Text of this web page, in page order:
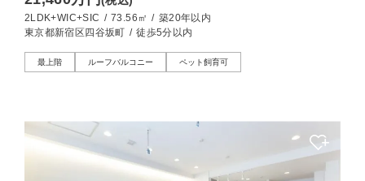
2LDK+WIC+SIC / 73.56㎡ / 築20年以内
東京都新宿区四谷坂町 / 徒歩5分以内
最上階 ルーフバルコニー ペット飼育可